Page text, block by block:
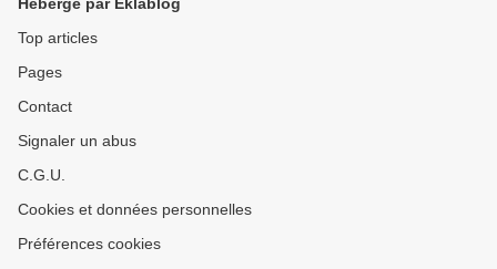
Top articles
Pages
Contact
Signaler un abus
C.G.U.
Cookies et données personnelles
Préférences cookies